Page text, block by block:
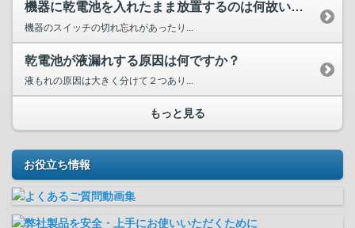
機器に乾電池を入れたまま放置するのは何故いけないのですか？
機器のスイッチの切れ忘れがあったり...
乾電池が液漏れする原因は何ですか？
液もれの原因は大きく分けて２つあり...
もっと見る
お役立ち情報